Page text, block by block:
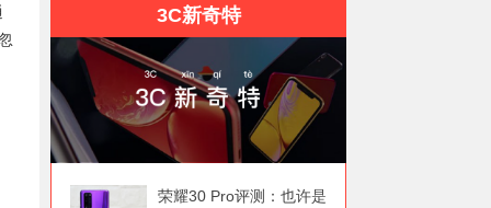
3C新奇特
荣耀30 Pro评测：也许是